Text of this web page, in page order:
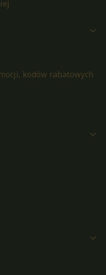
kodów rabatowych